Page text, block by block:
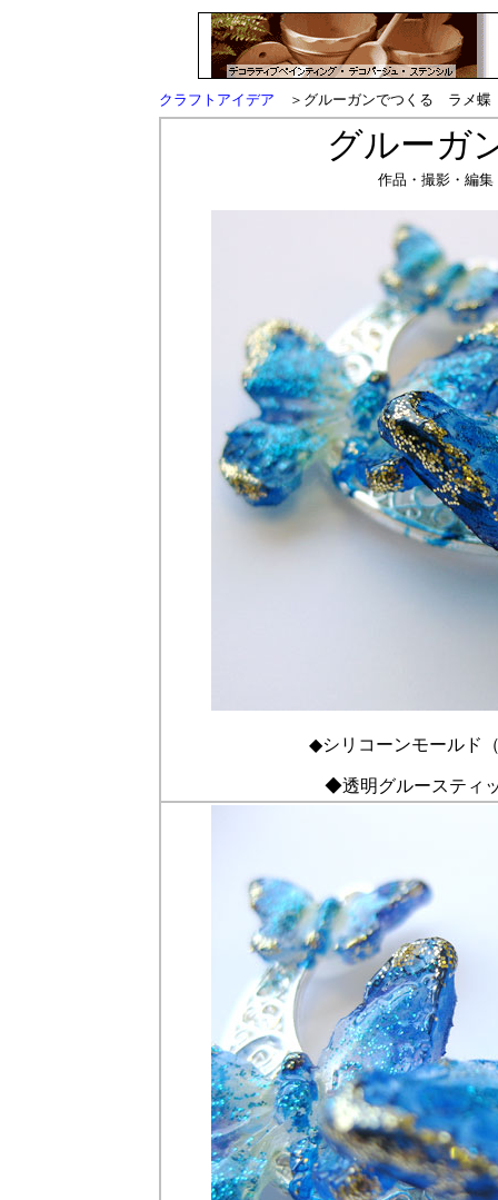
クラフトアイデア ＞グルーガンでつくる ラメ蝶
グルーガ
作品・撮影・編集
◆シリコーンモールド
◆透明グルースティ